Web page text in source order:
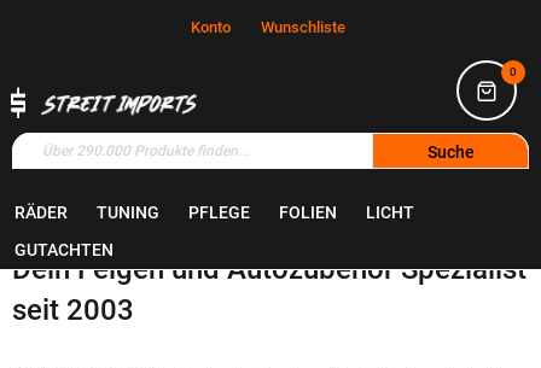
Konto Wunschliste
0
Suche
RÄDER TUNING PFLEGE FOLIEN
LICHT
GUTACHTEN
Dein Felgen und Autozubehör Spezialist
seit 2003